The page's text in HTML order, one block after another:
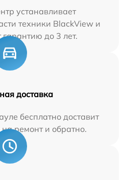
устанавливает
техники BlackView и
гарантию до 3 лет.
доставка
бесплатно доставит
ремонт и обратно.